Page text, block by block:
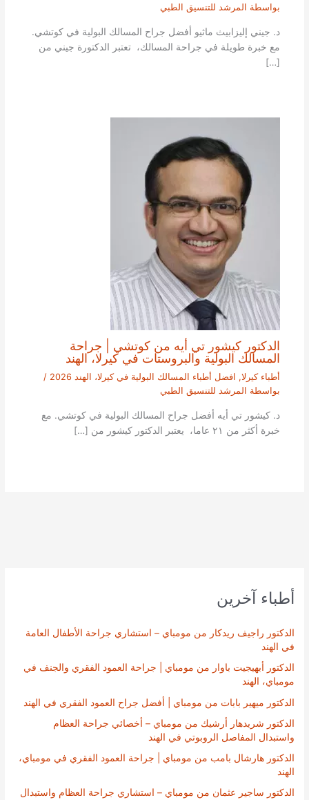
أطباء آخرين
الدكتور راجيف ريدكار من مومباي – استشاري جراحة الأطفال العامة
في الهند
الدكتور أبهيجيت باوار من مومباي | جراحة العمود الفقري والجنف في
مومباي، الهند
الدكتور ميهير بابات من مومباي | أفضل جراح العمود الفقري في الهند
الدكتور شريدهار أرشيك من مومباي – أخصائي جراحة العظام
واستبدال المفاصل الروبوتي في الهند
الدكتور هارشال بامب من مومباي | جراحة العمود الفقري في مومباي،
الهند
الدكتور ساجير عثمان من مومباي – استشاري جراحة العظام واستبدال
بواسطة المرشد للتنسيق الطبي
د. جيني إليزابيث ماثيو أفضل جراح المسالك البولية في كوتشي.
مع خبرة طويلة في جراحة المسالك، تعتبر الدكتورة جيني من
[…]
الدكتور كيشور تي أيه من كوتشي | جراحة
المسالك البولية والبروستات في كيرلا، الهند
أطباء كيرلا, افضل أطباء المسالك البولية في كيرلا، الهند 2026
/
بواسطة المرشد للتنسيق الطبي
د. كيشور تي أيه أفضل جراح المسالك البولية في كوتشي. مع
خبرة أكثر من ٢١ عاما، يعتبر الدكتور كيشور من […]